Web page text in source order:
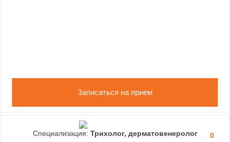
Записаться на прием
0
Специализация: Трихолог, дерматовенеролог